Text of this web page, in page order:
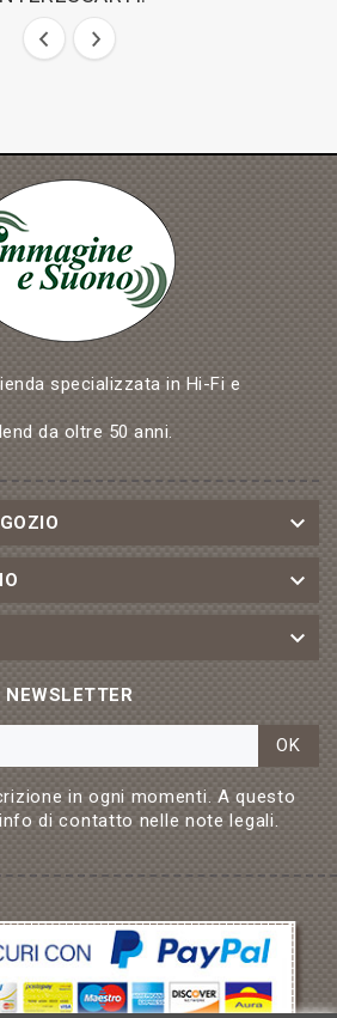
specializzata in Hi-Fi e
da oltre 50 anni.



NEWSLETTER
OK
in ogni momenti. A questo
di contatto nelle note legali.